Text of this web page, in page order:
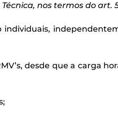
écnica, nos termos do art.
individuais,
desde que a carga